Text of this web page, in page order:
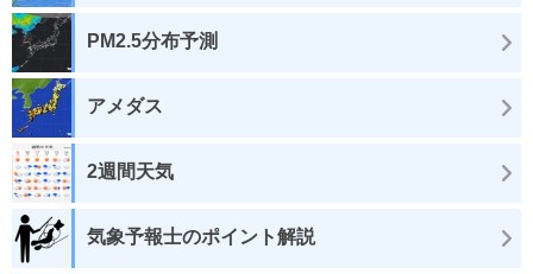
PM2.5分布予測
アメダス
2週間天気
気象予報士のポイント解説